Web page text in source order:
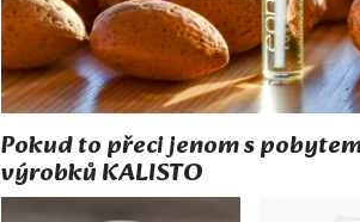
Pokud to přeci jenom s
výrobků KALISTO